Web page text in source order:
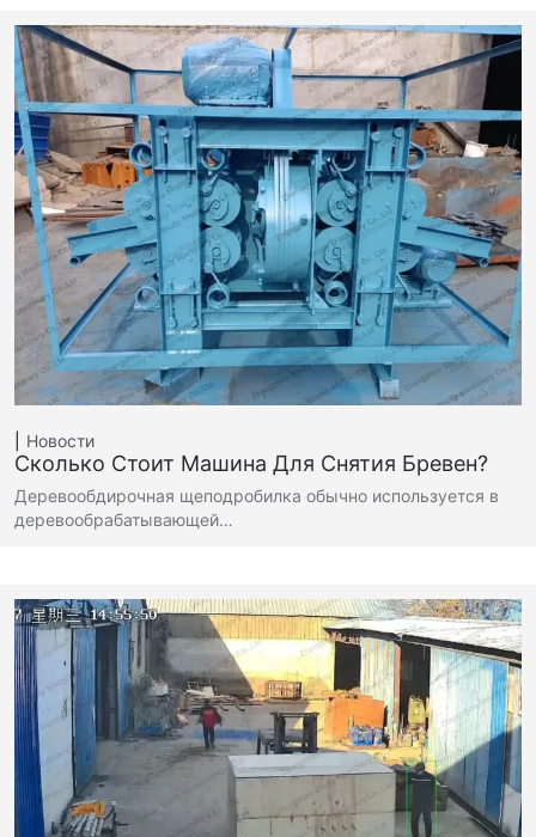
Новости
Сколько Стоит Машина Для Снятия Бревен?
Деревообдирочная щеподробилка обычно используется в
деревообрабатывающей…